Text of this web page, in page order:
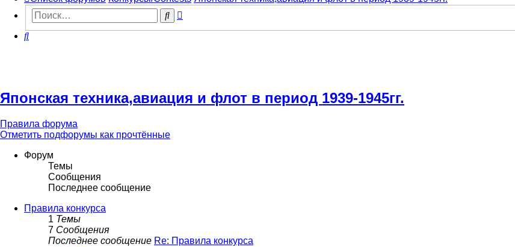
Поиск
Поиск
Японская техника,авиация и флот в период 1939-1945гг.
Правила форума
Отметить подфорумы как прочтённые
Форум
Темы
Сообщения
Последнее сообщение
Правила конкурса
1 Темы
7 Сообщения
Последнее сообщение Re: Правила конкурса